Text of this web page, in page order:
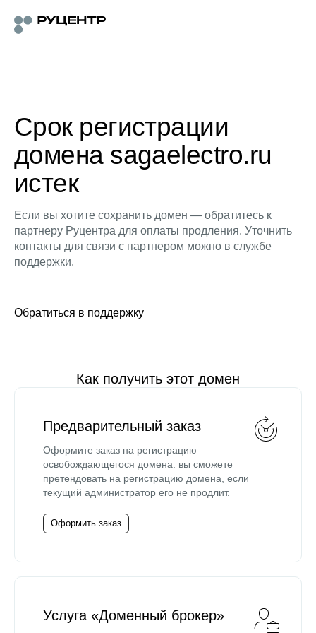
Срок регистрации
домена sagaelectro.ru
истек
Если вы хотите сохранить домен — обратитесь к
партнеру Руцентра для оплаты продления. Уточнить
контакты для связи с партнером можно в службе
поддержки.
Обратиться в поддержку
Как получить этот домен
Предварительный заказ
Оформите заказ на регистрацию
освобождающегося домена: вы сможете
претендовать на регистрацию домена, если
текущий администратор его не продлит.
Оформить заказ
Услуга «Доменный брокер»